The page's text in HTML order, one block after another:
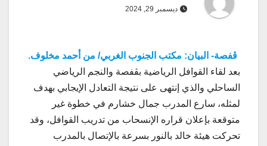
ديسمبر 29, 2024
ڨفصة- البيان: مكتب الجنوب الغربي/ من أحمد مخلوف.
بعد لقاء القوافل الرياضية بڨفصة والنجم الرياضي
الساحلي والذي إنتهى على نتيجة التعادل الإيجابي بهدف
لمثله، سارع المدرب جمال خشارم في خطوة غير
متوقعة بإعلان قراره الإنسحاب من تدريب القوافل، وقد
تحركت هيئة خالد بالنور بسرعة بالإتصال بالمدرب